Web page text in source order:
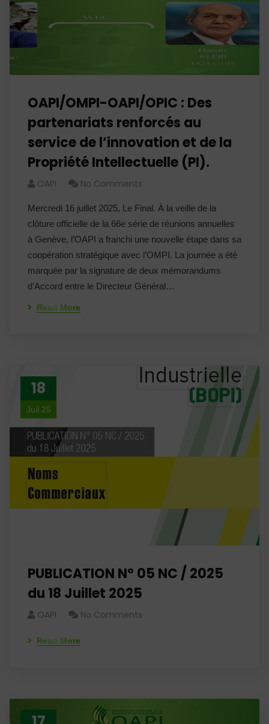
OAPI/OMPI-OAPI/OPIC : Des
partenariats renforcés au
service de l’innovation et de la
Propriété Intellectuelle (PI).
OAPI No Comments
Mercredi 16 juillet 2025, Le Final. À la veille de la
clôture officielle de la 66e série de réunions annuelles
à Genève, l’OAPI a franchi une nouvelle étape dans sa
coopération stratégique avec l’OMPI. La journée a été
marquée par la signature de deux mémorandums
d’Accord entre le Directeur Général…
Read More
18
Juil 25
PUBLICATION N° 05 NC / 2025
du 18 Juillet 2025
OAPI No Comments
Read More